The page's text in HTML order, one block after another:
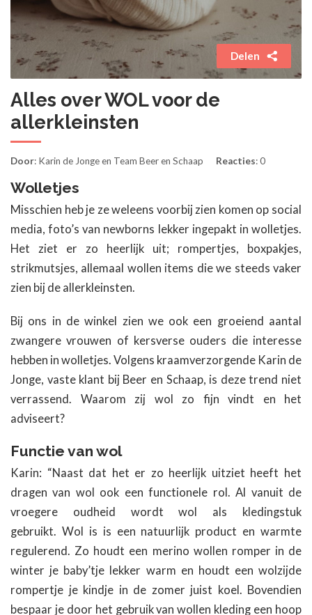
Delen
Alles over WOL voor de
allerkleinsten
Door: Karin de Jonge en Team Beer en Schaap Reacties: 0
Wolletjes
Misschien heb je ze weleens voorbij zien komen op social
media, foto’s van newborns lekker ingepakt in wolletjes.
Het ziet er zo heerlijk uit; rompertjes, boxpakjes,
strikmutsjes, allemaal wollen items die we steeds vaker
zien bij de allerkleinsten.
Bij ons in de winkel zien we ook een groeiend aantal
zwangere vrouwen of kersverse ouders die interesse
hebben in wolletjes. Volgens kraamverzorgende Karin de
Jonge, vaste klant bij Beer en Schaap, is deze trend niet
verrassend. Waarom zij wol zo fijn vindt en het
adviseert?
Functie van wol
Karin: “Naast dat het er zo heerlijk uitziet heeft het
dragen van wol ook een functionele rol. Al vanuit de
vroegere oudheid wordt wol als kledingstuk
gebruikt. Wol is is een natuurlijk product en warmte
regulerend. Zo houdt een merino wollen romper in de
winter je baby’tje lekker warm en houdt een wolzijde
rompertje je kindje in de zomer juist koel. Bovendien
bespaar je door het gebruik van wollen kleding een hoop